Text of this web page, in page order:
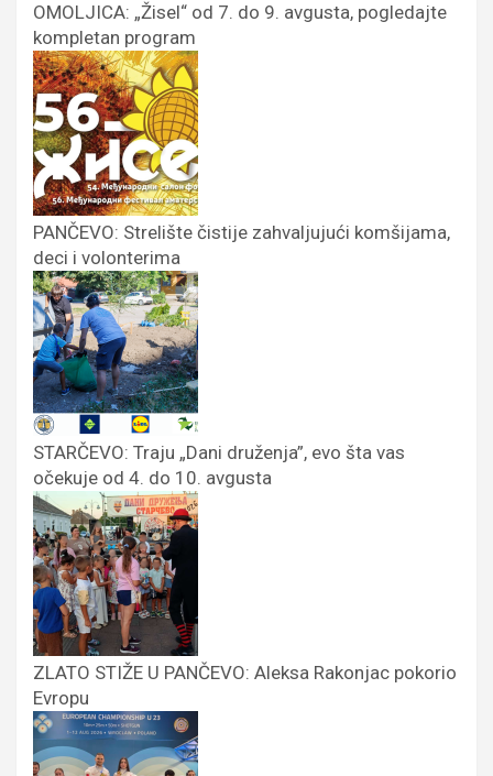
OMOLJICA: „Žisel“ od 7. do 9. avgusta, pogledajte
kompletan program
PANČEVO: Strelište čistije zahvaljujući komšijama,
deci i volonterima
STARČEVO: Traju „Dani druženja”, evo šta vas
očekuje od 4. do 10. avgusta
ZLATO STIŽE U PANČEVO: Aleksa Rakonjac pokorio
Evropu